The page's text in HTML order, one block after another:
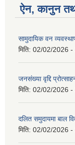
ऐन, कानुन
सामुदायिक वन
मिति: 02/02/2026 -
जनसंख्या वृद्दि
मिति: 02/02/2026 -
दलित समुदायमा बाल
मिति: 02/02/2026 -